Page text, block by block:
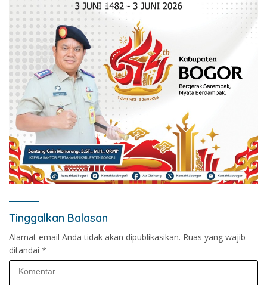
Tinggalkan Balasan
Alamat email Anda tidak akan dipublikasikan. Ruas yang wajib
ditandai *